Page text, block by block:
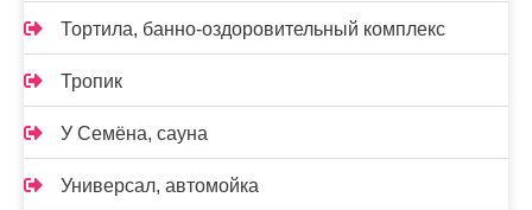
Тортила, банно-оздоровительный комплекс
Тропик
У Семёна, сауна
Универсал, автомойка